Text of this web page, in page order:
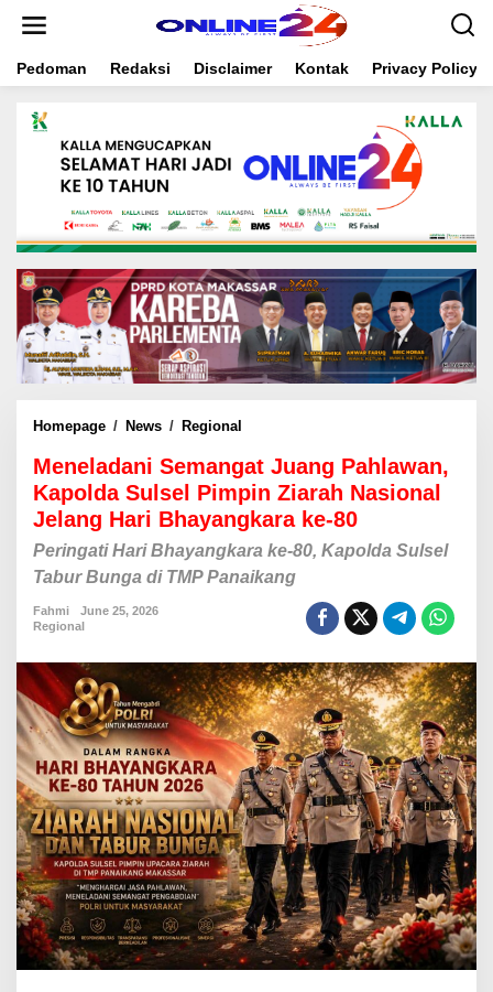
t
Pedoman Redaksi Disclaimer Kontak Privacy Policy
Homepage / News / Regional
n
e
l
a
d
n
m
a
n
g
a
t
J
u
a
n
g
P
a
h
l
a
Meneladani Semangat Juang Pahlawan,
Kapolda Sulsel Pimpin Ziarah Nasional
Jelang Hari Bhayangkara ke-80
Peringati Hari Bhayangkara ke-80, Kapolda Sulsel
Tabur Bunga di TMP Panaikang
Fahmi
June 25, 2026
Regional